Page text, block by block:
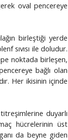
oval pencereye
birleştiği yerde
sıvısı ile doludur.
noktada birleşen,
bağlı olan
Her ikisinin içinde
duyarlı
hücrelerinin üst
da beyne giden